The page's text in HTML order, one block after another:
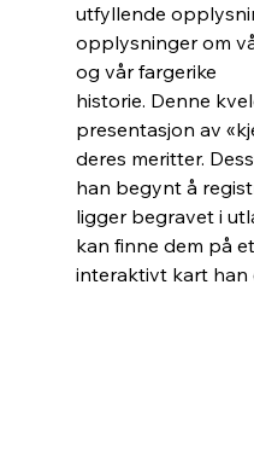
utfyllende
opplysninger om
og vår fargerike
historie. Denne
presentasjon av
deres meritter.
han begynt å
ligger begravet i
kan finne dem på et
interaktivt kart han